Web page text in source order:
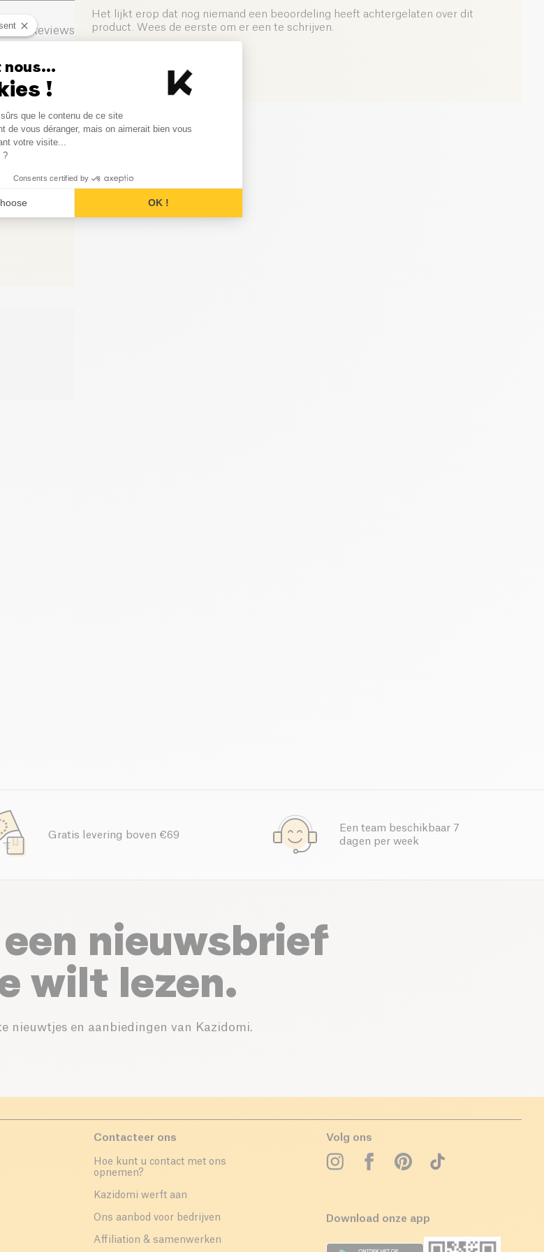
0 Reviews
0 Reviews
0 Reviews
0 Reviews
Het lijkt erop dat nog niemand een beoordeling heeft achtergelaten over dit
product. Wees de eerste om er een te schrijven.
Laat uw mening achter
Gratis levering boven €69
Een team beschikbaar 7
dagen per week
nieuwsbrief
wilt lezen.
nieuwtjes en aanbiedingen van Kazidomi.
Contacteer ons
Hoe kunt u contact met ons
opnemen?
Kazidomi werft aan
Ons aanbod voor bedrijven
Affiliation & samenwerken
Volg ons
Download onze app
nous...
!
Management Platform: Personalize Your Options
que le contenu de ce site
de vous déranger, mais on aimerait bien vous
votre visite...
?
Consents certified by
OK !
Axeptio consent